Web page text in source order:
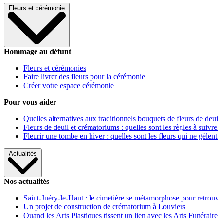
Fleurs et cérémonie
Hommage au défunt
Fleurs et cérémonies
Faire livrer des fleurs pour la cérémonie
Créer votre espace cérémonie
Pour vous aider
Quelles alternatives aux traditionnels bouquets de fleurs de
Fleurs de deuil et crématoriums : quelles sont les règles à
Fleurir une tombe en hiver : quelles sont les fleurs qui ne gèlent
Actualités
Nos actualités
Saint-Juéry-le-Haut : le cimetière se métamorphose pour
Un projet de construction de crématorium à Louviers
Quand les Arts Plastiques tissent un lien avec les Arts